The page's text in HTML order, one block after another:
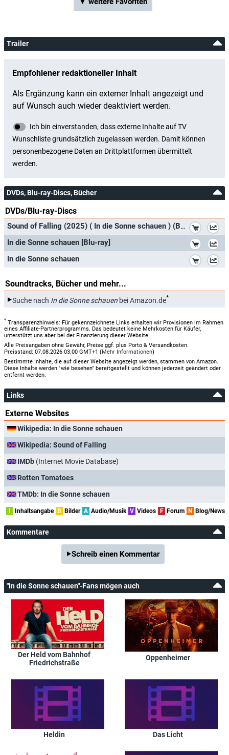
Trailer
DVDs, Blu-ray-Discs, Bücher
DVDs/Blu-ray-Discs
Sound of Falling (2025) ( In die Sonne schauen ) (Blu-Ray)
In die Sonne schauen [Blu-ray]
In die Sonne schauen
Soundtracks, Bücher und mehr...
Suche nach In die Sonne schauen bei Amazon.de*
* Transparenzhinweis: Für gekennzeichnete Links erhalten wir Provisionen im Rahmen
eines Affiliate-Partnerprogramms. Das bedeutet keine Mehrkosten für Käufer,
unterstützt uns aber bei der Finanzierung dieser Website.
Alle Preisangaben ohne Gewähr, Preise ggf. plus Porto & Versandkosten.
Preisstand: 07.08.2026 03:00 GMT+1 (Mehr Informationen)
Bestimmte Inhalte, die auf dieser Website angezeigt werden, stammen von Amazon.
Diese Inhalte werden "wie besehen" bereitgestellt und können jederzeit geändert oder
entfernt werden.
Links
Externe Websites
Wikipedia: In die Sonne schauen
Wikipedia: Sound of Falling
IMDb (Internet Movie Database)
Rotten Tomatoes
TMDb: In die Sonne schauen
Inhaltsangabe B Bilder A Audio/Musik V Videos F Forum N Blog/News
Kommentare
Schreib einen Kommentar
"In die Sonne schauen"-Fans mögen auch
Der Held vom Bahnhof
Friedrichstraße
Oppenheimer
Heldin Das Licht